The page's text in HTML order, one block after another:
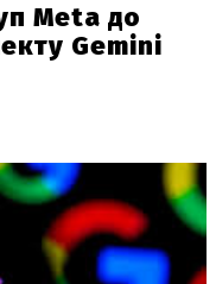
Meta до
Gemini